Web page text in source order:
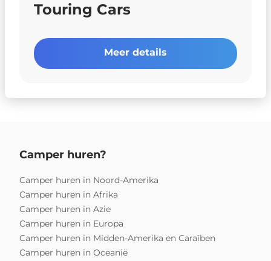
Touring Cars
Meer details
Camper huren?
Camper huren in Noord-Amerika
Camper huren in Afrika
Camper huren in Azie
Camper huren in Europa
Camper huren in Midden-Amerika en Caraïben
Camper huren in Oceanië